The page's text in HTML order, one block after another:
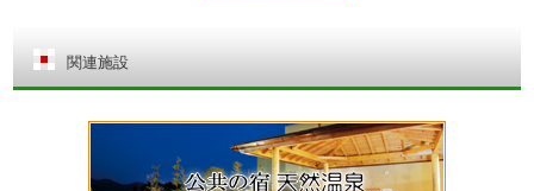
関連施設